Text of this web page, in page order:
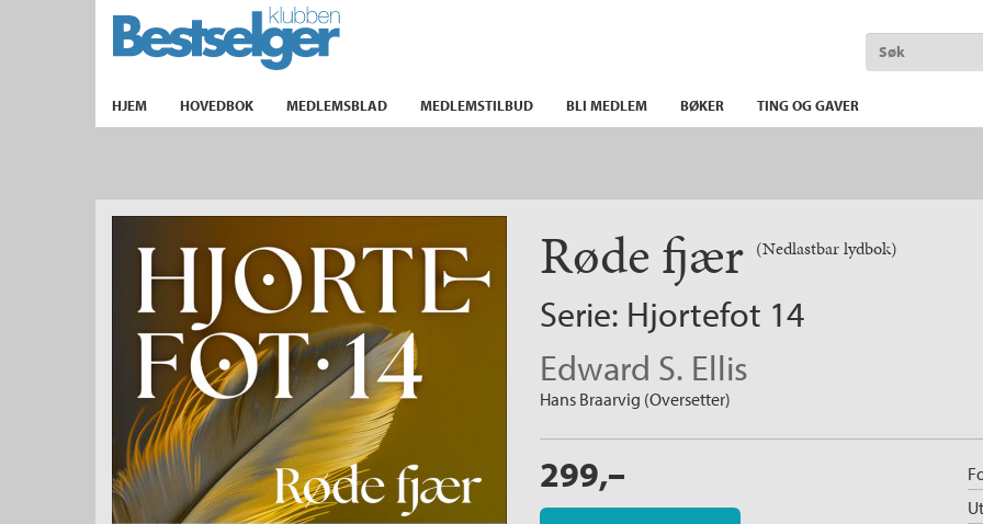
TIL FORSIDEN
HJEM HOVEDBOK MEDLEMSBLAD MEDLEMSTILBUD BLI MEDLEM BØKER TING OG GAVER
Røde fjær (Nedlastbar lydbok)
Serie: Hjortefot 14
Edward S. Ellis
Hans Braarvig (Oversetter)
299,–